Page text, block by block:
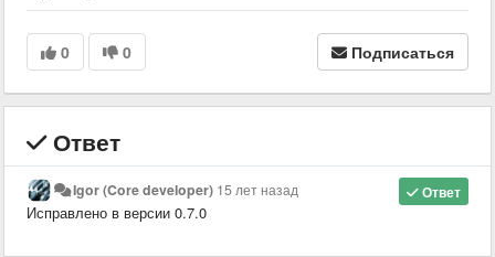
0 0 Подписаться
Ответ
Ответ
Igor (Core developer) 15 лет назад
Исправлено в версии 0.7.0